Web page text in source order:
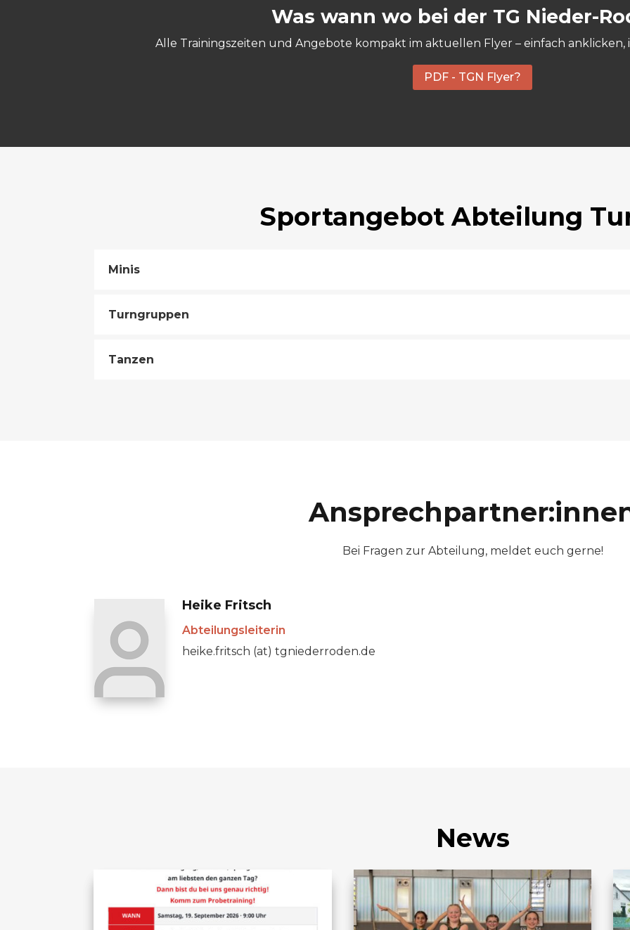
Was wann wo bei der TG Nieder-
Alle Trainingszeiten und Angebote kompakt im aktuellen Flyer – einfach
PDF - TGN Flyer?
Sportangebot Abteilung
Minis
Turngruppen
Tanzen
Bei Fragen zur Abteilung, meldet euch gerne!
Heike Fritsch
Abteilungsleiterin
heike.fritsch (at) tgniederroden.de
News